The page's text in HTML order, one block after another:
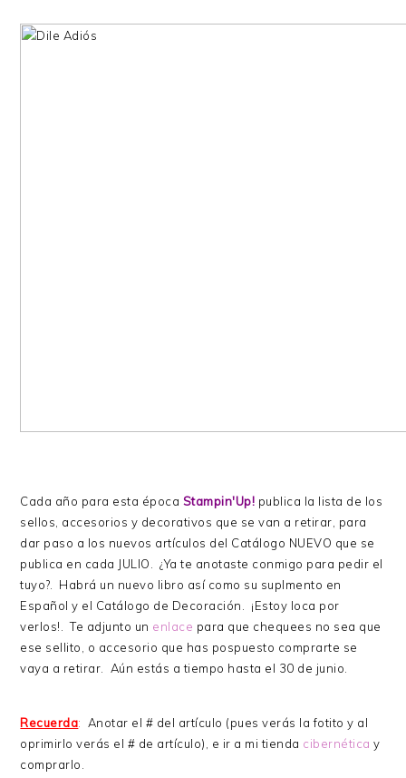
Cada año para esta época Stampin'Up! publica la lista de los
sellos, accesorios y decorativos que se van a retirar, para
dar paso a los nuevos artículos del Catálogo NUEVO que se
publica en cada JULIO. ¿Ya te anotaste conmigo para pedir el
tuyo?. Habrá un nuevo libro así como su suplmento en
Español y el Catálogo de Decoración. ¡Estoy loca por
verlos!. Te adjunto un enlace para que chequees no sea que
ese sellito, o accesorio que has pospuesto comprarte se
vaya a retirar. Aún estás a tiempo hasta el 30 de junio.
Recuerda:
Anotar el # del artículo (pues verás la fotito y al
oprimirlo verás el # de artículo), e ir a mi tienda cibernética y
comprarlo.